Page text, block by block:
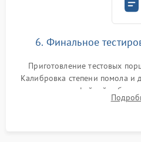
6. Финальное
Приготовление тестовых
Калибровка степени помола и
плотности кофейной
качества молочной пены.